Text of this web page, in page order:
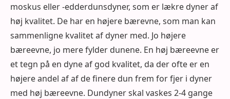
moskus eller -edderdunsdyner, som er lækre dyner af
høj kvalitet. De har en højere bærevne, som man kan
sammenligne kvalitet af dyner med. Jo højere
bæreevne, jo mere fylder dunene. En høj bæreevne er
et tegn på en dyne af god kvalitet, da der ofte er en
højere andel af af de finere dun frem for fjer i dyner
med høj bæreevne. Dundyner skal vaskes 2-4 gange